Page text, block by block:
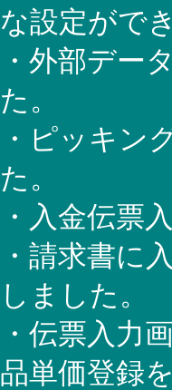
な設定がで
・外部デー
た。
・ピッキン
た。
・入金伝
・請求書に
しました
・伝票入力
品単価登録